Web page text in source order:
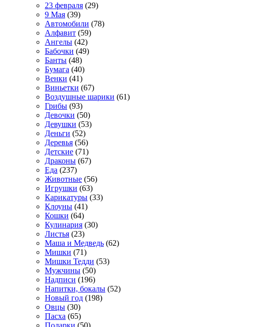
23 февраля (29)
9 Мая (39)
Автомобили (78)
Алфавит (59)
Ангелы (42)
Бабочки (49)
Банты (48)
Бумага (40)
Венки (41)
Виньетки (67)
Воздушные шарики (61)
Грибы (93)
Девочки (50)
Девушки (53)
Деньги (52)
Деревья (56)
Детские (71)
Драконы (67)
Еда (237)
Животные (56)
Игрушки (63)
Карикатуры (33)
Клоуны (41)
Кошки (64)
Кулинария (30)
Листья (23)
Маша и Медведь (62)
Мишки (71)
Мишки Тедди (53)
Мужчины (50)
Надписи (196)
Напитки, бокалы (52)
Новый год (198)
Овцы (30)
Пасха (65)
Подарки (50)